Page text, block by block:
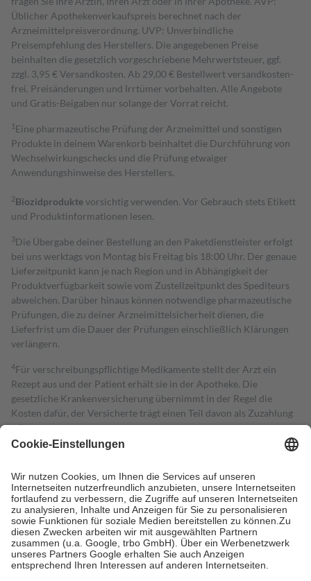
Üblicher Apothekenverkaufspreis berechnet nach der
Arzneimittelpreisverordnung. UVP: Unverbindliche
Preisempfehlung des Herstellers. Die angegebenen Preise
beinhalten die gesetzlich vorgeschriebene Mehrwertsteuer, ggf.
zzgl. 3,95 € Versandkosten. Ab 29,00 € Bestell­wert versand­kosten­
frei. Preisänderungen und Irrtümer vorbehalten. Alle Angebote
und Gratis-Beigaben nur solange der Vorrat reicht.
1 Eine pharmazeutische Prüfung der Arzneimittel und sonstigen
Produkte in deinem Warenkorb beinhaltet die Durchführung von
Wechselwirkungschecks und die Prüfung etwaiger
Anwendungshinweise des Herstellers.
2Biozidproduktevorsichtig verwenden. Vor Gebrauch stets Etikett
und Produktinformationen lesen.
3Die Übergabe deiner Bestellung an den Paketdienstleister erfolgt
bei uns werktags von Montag bis Freitag bis 18:00 Uhr. Der genaue
Lieferzeitpunkt kann je nach Region und in Abhängigkeit der
Produktverfügbarkeit sowie vom Zustellzeitpunkt des Spediteurs
abweichen. Darüber hinaus können notwendige pharmazeutische
Prüfungen, die zu deiner Arzneimittelsicherheit dienen, die
Lieferfrist um die Dauer der Prüfungen einschließlich Klärungen
verlängern.
4Für verschreibungspflichtige Medikamente stellt der Arzt ein
Rezept aus und der Patient erhält sie in der Apotheke. Die
gesetzliche Krankenversicherung übernimmt in der Regel die
Kosten dafür, der Versicherte trägt einen Teil davon als Zuzahlung
mit.
Grundsätzlich leisten Mitglieder Zuzahlungen in Höhe von zehn
höchstens zehn Euro.
Es sind jedoch nie mehr als die tatsächlichen
Kosten der Leistung zu entrichten.
Diese Regeln gelten grundsätzlich auch für Online-Apotheken.
Bei Heilmitteln und häuslicher Krankenpflege beträgt die
Zuzahlung zehn Prozent der Kosten sowie zehn Euro je
Verordnung.
Um das Engagement der Versicherten für ihre eigene Gesundheit zu
stärken und die besondere Stellung der Familie zu unterstützen,